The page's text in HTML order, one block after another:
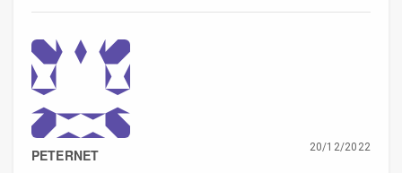
PETERNET 20/12/2022